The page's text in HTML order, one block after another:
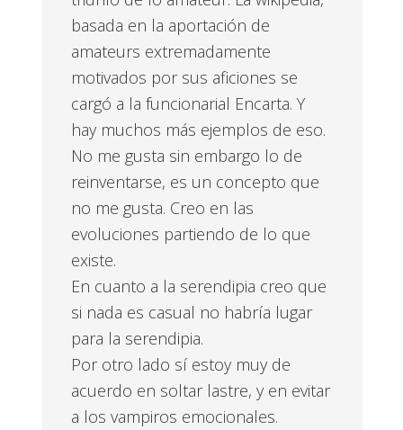
basada en la aportación de
amateurs extremadamente
motivados por sus aficiones se
cargó a la funcionarial Encarta. Y
hay muchos más ejemplos de eso.
No me gusta sin embargo lo de
reinventarse, es un concepto que
no me gusta. Creo en las
evoluciones partiendo de lo que
existe.
En cuanto a la serendipia creo que
si nada es casual no habría lugar
para la serendipia.
Por otro lado sí estoy muy de
acuerdo en soltar lastre, y en evitar
a los vampiros emocionales.